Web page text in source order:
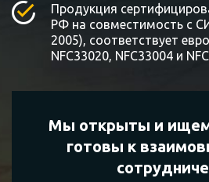
Продукция
РФ на совместимость с
2005), соответствует
NFC33020, NFC33004 и
Мы открыты и ищем
готовы к